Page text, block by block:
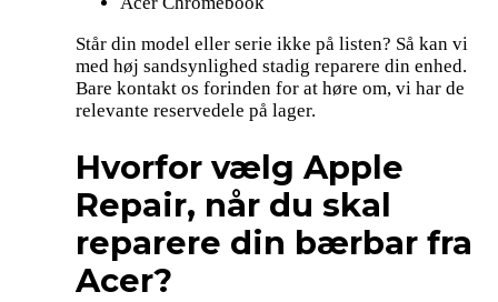
Står din model eller serie ikke på listen? Så kan vi
med høj sandsynlighed stadig reparere din enhed.
Bare kontakt os forinden for at høre om, vi har de
relevante reservedele på lager.
Hvorfor vælg Apple
Repair, når du skal
reparere din bærbar fra
Acer?